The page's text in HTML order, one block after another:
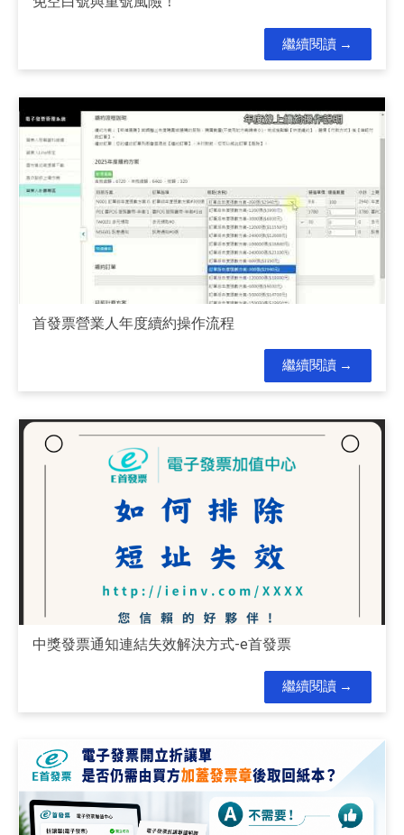
繼續閱讀
首發票營業人年度續約操作流程
繼續閱讀
中獎發票通知連結失效解決方式-e首發票
繼續閱讀